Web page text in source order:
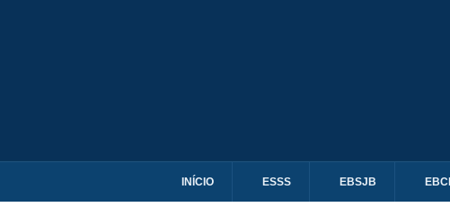
INÍCIO ESSS EBSJB